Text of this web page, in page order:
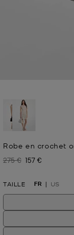
Robe en crochet
Prix initial
275 € Prix actuel
157 €
TAILLE FR US